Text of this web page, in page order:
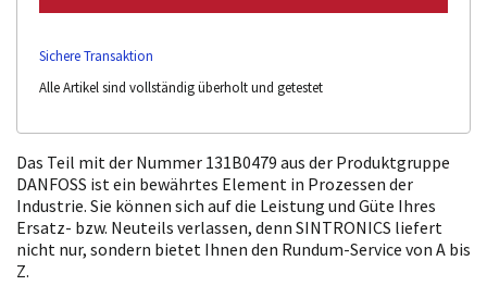
Sichere Transaktion
Alle Artikel sind vollständig überholt und getestet
Das Teil mit der Nummer 131B0479 aus der Produktgruppe
DANFOSS ist ein bewährtes Element in Prozessen der
Industrie. Sie können sich auf die Leistung und Güte Ihres
Ersatz- bzw. Neuteils verlassen, denn SINTRONICS liefert
nicht nur, sondern bietet Ihnen den Rundum-Service von A bis
Z.